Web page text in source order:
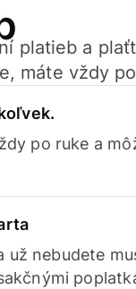
platieb a
máte vždy
po ruke a
už nebudete